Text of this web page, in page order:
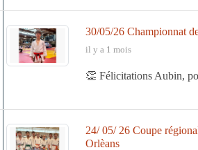
30/05/26 Championnat
il y a 1 mois
👏 Félicitations Aubin,
24/ 05/ 26 Coupe
Orlèans